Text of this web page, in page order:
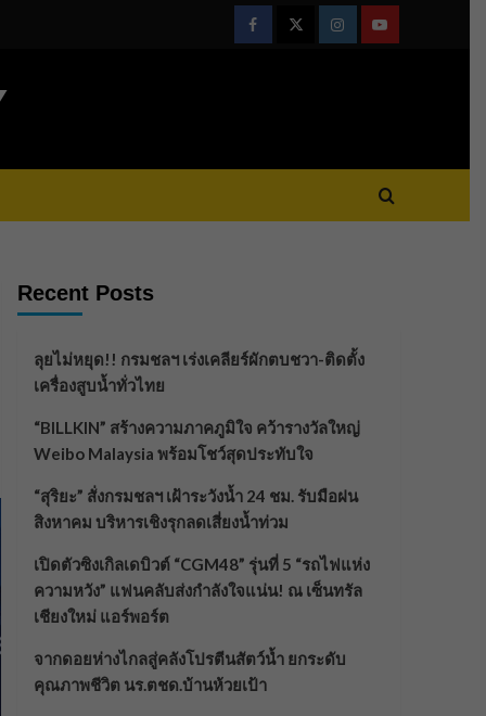
FacebookTwitterInstagramYoutube
Recent Posts
ลุยไม่หยุด!! กรมชลฯ เร่งเคลียร์ผักตบชวา-ติดตั้ง
เครื่องสูบน้ำทั่วไทย
“BILLKIN” สร้างความภาคภูมิใจ คว้ารางวัลใหญ่
Weibo Malaysia พร้อมโชว์สุดประทับใจ
“สุริยะ” สั่งกรมชลฯ เฝ้าระวังน้ำ 24 ชม. รับมือฝน
สิงหาคม บริหารเชิงรุกลดเสี่ยงน้ำท่วม
เปิดตัวซิงเกิลเดบิวต์ “CGM48” รุ่นที่ 5 “รถไฟแห่ง
ความหวัง” แฟนคลับส่งกำลังใจแน่น! ณ เซ็นทรัล
เชียงใหม่ แอร์พอร์ต
จากดอยห่างไกลสู่คลังโปรตีนสัตว์น้ำ ยกระดับ
คุณภาพชีวิต นร.ตชด.บ้านห้วยเป้า